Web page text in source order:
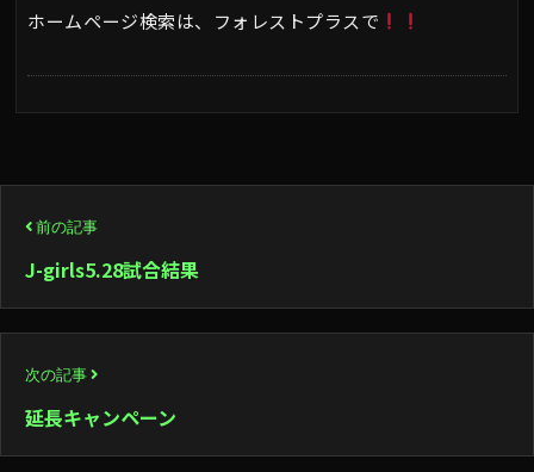
ホームページ検索は、フォレストプラスで
稿
ナ
ビ
ゲ
ー
前の記事
J-girls5.28試合結果
次の記事
延長キャンペーン